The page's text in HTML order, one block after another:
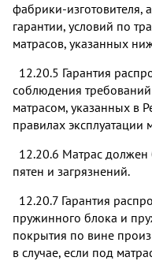
фабрики-изготовителя,
гарантии, условий по
матрасов, указанных
12.20.5 Гарантия
соблюдения требований
матрасом, указанных в
правилах эксплуатации
12.20.6 Матрас должен
пятен и загрязнений.
12.20.7 Гарантия
пружинного блока и
покрытия по вине
в случае, если под